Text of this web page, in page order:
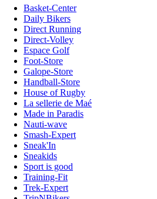
Basket-Center
Daily Bikers
Direct Running
Direct-Volley
Espace Golf
Foot-Store
Galope-Store
Handball-Store
House of Rugby
La sellerie de Maé
Made in Paradis
Nauti-wave
Smash-Expert
Sneak'In
Sneakids
Sport is good
Training-Fit
Trek-Expert